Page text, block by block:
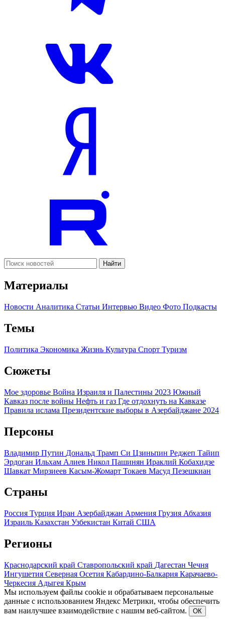
Найти
Материалы
Новости Аналитика Статьи Интервью Видео Фото Подкасты
Темы
Политика Экономика Жизнь Культура Спорт Туризм
Сюжеты
Мое здоровье Война Израиля и Палестины 2023 Южный
Кавказ после войны Нефть и газ Где отдохнуть на Кавказе
Правила ислама Президентские выборы в Азербайджане 2024
Персоны
Владимир Путин Дональд Трамп Си Цзиньпин Реджеп Тайип
Эрдоган Ильхам Алиев Никол Пашинян Ираклий Кобахидзе
Шавкат Мирзиеев Касым-Жомарт Токаев Масуд Пезешкиан
Страны
Россия Турция Иран Азербайджан Армения Грузия Абхазия
Израиль Казахстан Узбекистан Китай США
Регионы
Краснодарский край Ставропольский край Дагестан Чечня
Ингушетия Северная Осетия Кабардино-Балкария Карачаево-
Черкесия Адыгея Крым
Мы используем файлы cookie и обрабатываем персональные
данные с использованием Яндекс Метрики, чтобы обеспечить
вам наилучшее взаимодействие с нашим веб-сайтом.
ОК